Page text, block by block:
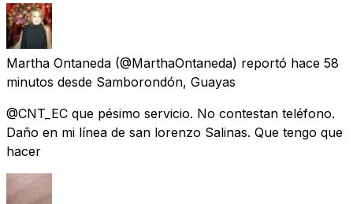
Martha Ontaneda (@MarthaOntaneda) reportó hace 58
minutos desde Samborondón, Guayas
@CNT_EC que pésimo servicio. No contestan teléfono.
Daño en mi línea de san lorenzo Salinas. Que tengo que
hacer